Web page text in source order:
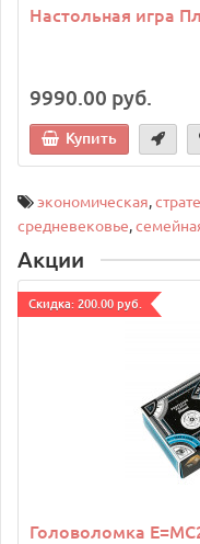
Настольная игра
9990.00 руб.
Купить
экономическая,
средневековье,
Акции
Cкидка: 200.00 руб.
Головоломка